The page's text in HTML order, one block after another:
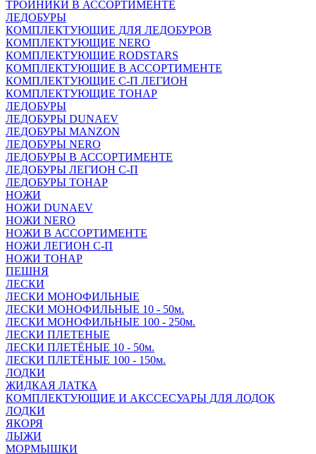
ТРОЙНИКИ В АССОРТИМЕНТЕ
ЛЕДОБУРЫ
КОМПЛЕКТУЮЩИЕ ДЛЯ ЛЕДОБУРОВ
КОМПЛЕКТУЮЩИЕ NERO
КОМПЛЕКТУЮЩИЕ RODSTARS
КОМПЛЕКТУЮЩИЕ В АССОРТИМЕНТЕ
КОМПЛЕКТУЮЩИЕ С-П ЛЕГИОН
КОМПЛЕКТУЮЩИЕ ТОНАР
ЛЕДОБУРЫ
ЛЕДОБУРЫ DUNAEV
ЛЕДОБУРЫ MANZON
ЛЕДОБУРЫ NERO
ЛЕДОБУРЫ В АССОРТИМЕНТЕ
ЛЕДОБУРЫ ЛЕГИОН С-П
ЛЕДОБУРЫ ТОНАР
НОЖИ
НОЖИ DUNAEV
НОЖИ NERO
НОЖИ В АССОРТИМЕНТЕ
НОЖИ ЛЕГИОН С-П
НОЖИ ТОНАР
ПЕШНЯ
ЛЕСКИ
ЛЕСКИ МОНОФИЛЬНЫЕ
ЛЕСКИ МОНОФИЛЬНЫЕ 10 - 50м.
ЛЕСКИ МОНОФИЛЬНЫЕ 100 - 250м.
ЛЕСКИ ПЛЕТЕНЫЕ
ЛЕСКИ ПЛЕТЁНЫЕ 10 - 50м.
ЛЕСКИ ПЛЕТЁНЫЕ 100 - 150м.
ЛОДКИ
ЖИДКАЯ ЛАТКА
КОМПЛЕКТУЮЩИЕ И АКССЕСУАРЫ ДЛЯ ЛОДОК
ЛОДКИ
ЯКОРЯ
ЛЫЖИ
МОРМЫШКИ